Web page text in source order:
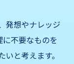
発想やナレッジ
不要なものを
と考えます。